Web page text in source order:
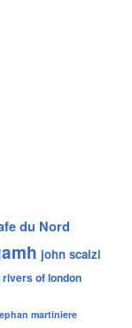
du Nord
john scalzi
rivers of london
martiniere